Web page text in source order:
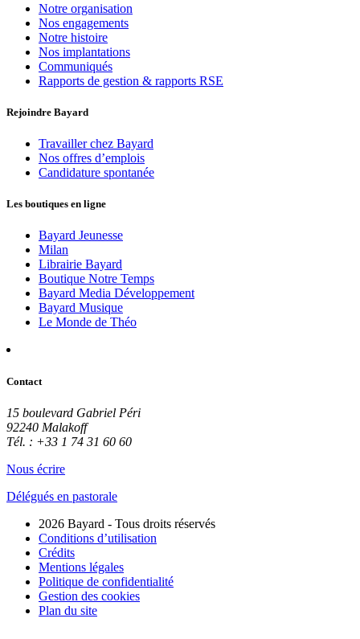
Notre organisation
Nos engagements
Notre histoire
Nos implantations
Communiqués
Rapports de gestion & rapports RSE
Rejoindre Bayard
Travailler chez Bayard
Nos offres d’emplois
Candidature spontanée
Les boutiques en ligne
Bayard Jeunesse
Milan
Librairie Bayard
Boutique Notre Temps
Bayard Media Développement
Bayard Musique
Le Monde de Théo
Contact
15 boulevard Gabriel Péri
92240 Malakoff
Tél. : +33 1 74 31 60 60
Nous écrire
Délégués en pastorale
2026 Bayard - Tous droits réservés
Conditions d’utilisation
Crédits
Mentions légales
Politique de confidentialité
Gestion des cookies
Plan du site